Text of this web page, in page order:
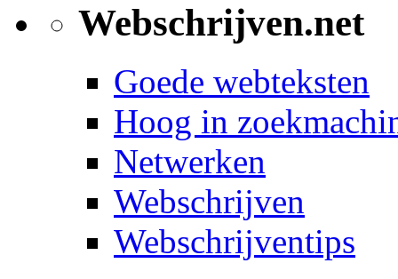
Webschrijven.net
Goede webteksten
Hoog in
Netwerken
Webschrijven
Webschrijventips